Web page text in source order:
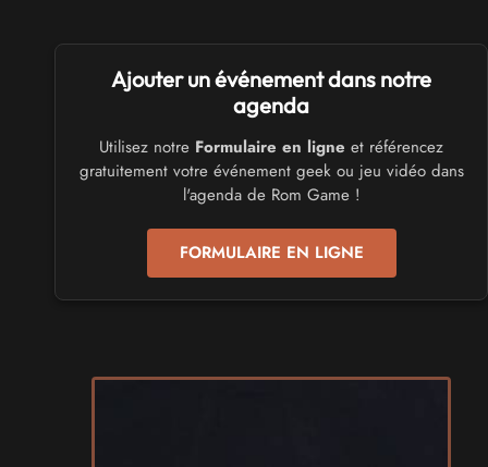
SALONS & CONVENTIONS GEEKS
Trolls et Légendes 2027
du 26 au 28 mars 2027 - à Mons
CULTURE JAPONAISE ET OTAKU
Mang'Azur 2027
les 24 et 25 avril 2027 - à Toulon
SALONS & CONVENTIONS GEEKS
Play Azur Festival 2027
SALONS & CONVENTIONS GEEKS
Ajouter un événement dans notre
agenda
Utilisez notre Formulaire en ligne et référencez
gratuitement votre événement geek ou jeu vidéo dans
l'agenda de Rom Game !
FORMULAIRE EN LIGNE